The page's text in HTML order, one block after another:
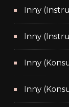
Inny
Inny
Inny
Inny